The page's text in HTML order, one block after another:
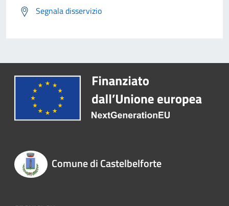
Segnala disservizio
Comune di Castelbelforte